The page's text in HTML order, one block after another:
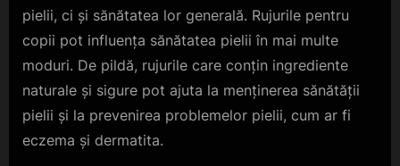
pielii, ci și sănătatea lor generală. Rujurile pentru
copii pot influența sănătatea pielii în mai multe
moduri. De pildă, rujurile care conțin ingrediente
naturale și sigure pot ajuta la menținerea sănătății
pielii și la prevenirea problemelor pielii, cum ar fi
eczema și dermatita.